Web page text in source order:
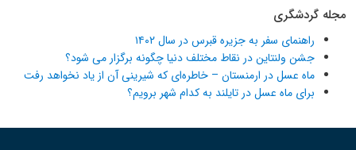
مجله گردشگری
راهنمای سفر به جزیره قبرس در سال ۱۴۰۲
جشن ولنتاین در نقاط مختلف دنیا چگونه برگزار می شود؟
ماه عسل در ارمنستان – خاطره‌ای که شیرینی آن از یاد نخواهد رفت
برای ماه عسل در تایلند به کدام شهر برویم؟